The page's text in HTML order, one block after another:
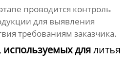
проводится контроль
для выявления
требованиям заказчика.
длялитья